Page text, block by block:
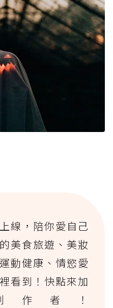
線，陪你愛自己
美食旅遊、美妝
動健康、情慾愛
看到！快點來加
作者！